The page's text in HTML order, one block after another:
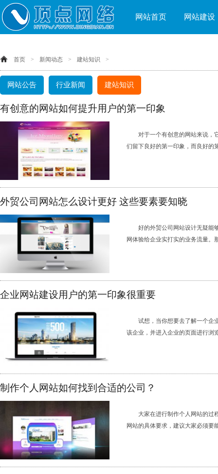
网站首页 网站建设
首页 > 新闻动态 > 建站知识 >
网站公告 行业新闻 建站知识
有创意的网站如何提升用户的第一印象
对于一个有创意的网站来说，
们留下良好的第一印象，而良好的
外贸公司网站怎么设计更好 这些要素要知晓
好的外贸公司网站设计无疑能
网体验给企业实打实的业务流量。
企业网站建设用户的第一印象很重要
试想，当你想要去了解一个企
该企业，并进入企业的页面进行浏
制作个人网站如何找到合适的公司？
大家在进行制作个人网站的过
网站的具体要求，建议大家必须要